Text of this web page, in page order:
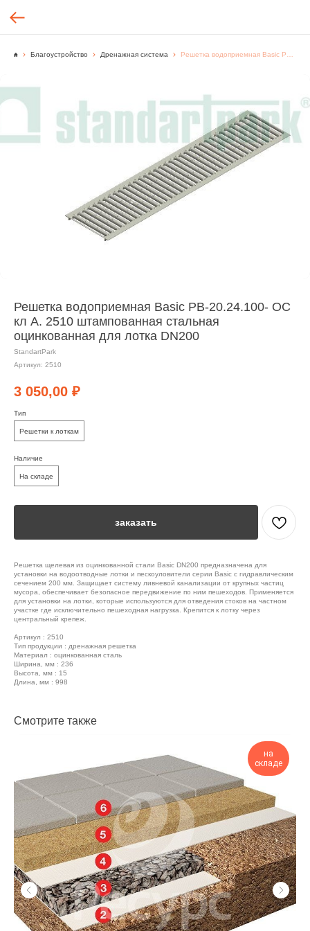
Благоустройство Дренажная система
Решетка водоприемная Basic РВ-20.24.100- ОС
кл А. 2510 штампованная стальная
оцинкованная для лотка DN200
StandartPark
Артикул: 2510
3 050,00 ₽
Тип
Решетки к лоткам
Наличие
На складе
заказать
Решетка щелевая из оцинкованной стали Basic DN200 предназначена для
установки на водоотводные лотки и пескоуловители серии Basic с гидравлическим
сечением 200 мм. Защищает систему ливневой канализации от крупных частиц
мусора, обеспечивает безопасное передвижение по ним пешеходов. Применяется
для установки на лотки, которые используются для отведения стоков на частном
участке где исключительно пешеходная нагрузка. Крепится к лотку через
центральный крепеж.
Артикул : 2510
Тип продукции : дренажная решетка
Материал : оцинкованная сталь
Ширина, мм : 236
Высота, мм : 15
Длина, мм : 998
Смотрите также
на
складе